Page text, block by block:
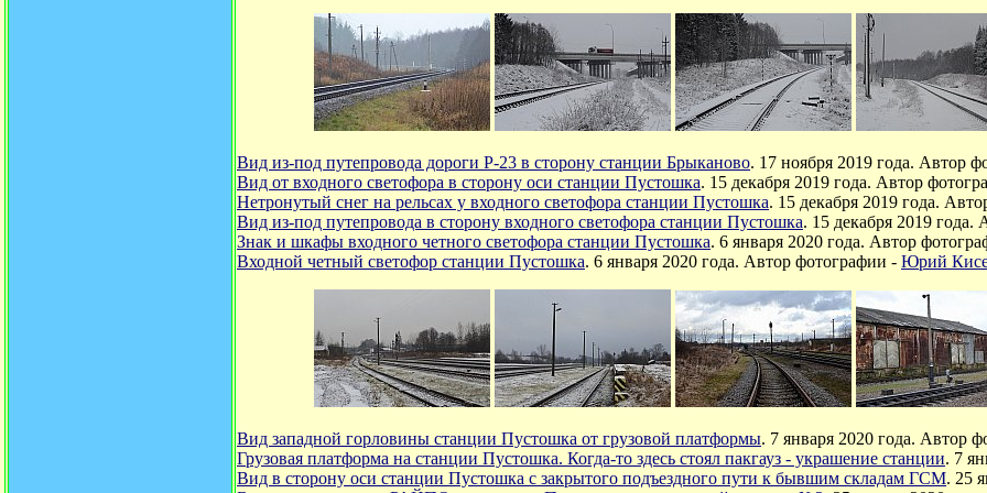
Вид из-под путепровода дороги Р-23 в сторону станции Брыканово. 17 ноября 2019 года. Автор
Вид от входного светофора в сторону оси станции Пустошка. 15 декабря 2019 года. Автор
Нетронутый снег на рельсах у входного светофора станции Пустошка. 15 декабря 2019 года.
Вид из-под путепровода в сторону входного светофора станции Пустошка. 15 декабря 2019
Знак и шкафы входного четного светофора станции Пустошка. 6 января 2020 года. Автор
Входной четный светофор станции Пустошка. 6 января 2020 года. Автор фотографии - Юрий
Вид западной горловины станции Пустошка от грузовой платформы. 7 января 2020 года. Автор
Грузовая платформа на станции Пустошка. Когда-то здесь стоял пакгауз - украшение станции. 7 я
Вид в сторону оси станции Пустошка с закрытого подъездного пути к бывшим складам ГСМ. 25 я